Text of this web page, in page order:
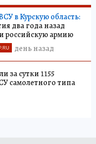
в Курскую область:
два года назад
российскую армию
день назад
сутки 1155
самолетного типа